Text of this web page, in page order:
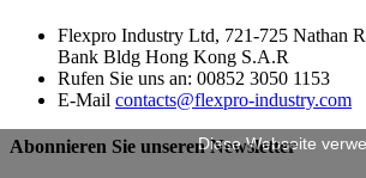
Flexpro Industry Ltd, 721-725 Nathan
Bank Bldg Hong Kong S.A.R
Rufen Sie uns an: 00852 3050 1153
E-Mail contacts@flexpro-industry.com
Abonnieren Sie unseren Newsletter
Diese Webseite